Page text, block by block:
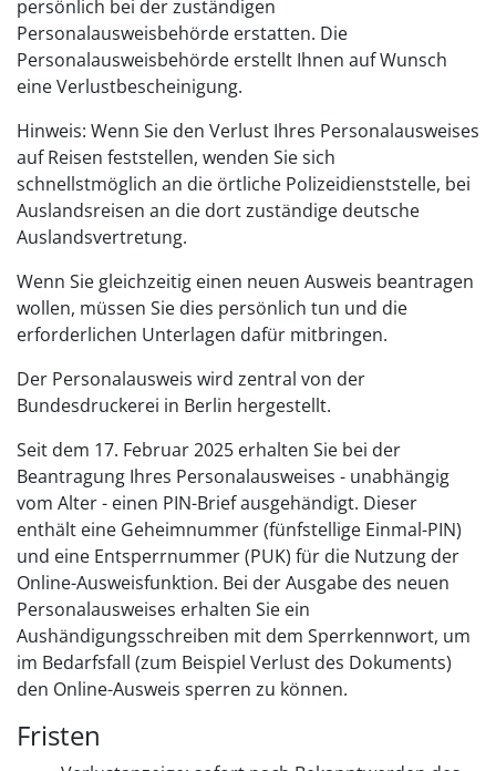
persönlich bei der zuständigen
Personalausweisbehörde erstatten. Die
Personalausweisbehörde erstellt Ihnen auf Wunsch
eine Verlustbescheinigung.
Hinweis: Wenn Sie den Verlust Ihres Personalausweises
auf Reisen feststellen, wenden Sie sich
schnellstmöglich an die örtliche Polizeidienststelle, bei
Auslandsreisen an die dort zuständige deutsche
Auslandsvertretung.
Wenn Sie gleichzeitig einen neuen Ausweis beantragen
wollen, müssen Sie dies persönlich tun und die
erforderlichen Unterlagen dafür mitbringen.
Der Personalausweis wird zentral von der
Bundesdruckerei in Berlin hergestellt.
Seit dem 17. Februar 2025 erhalten Sie bei der
Beantragung Ihres Personalausweises - unabhängig
vom Alter - einen PIN-Briefausgehändigt. Dieser
enthält eine Geheimnummer(fünfstellige Einmal-PIN)
und eine Entsperrnummer (PUK) für die Nutzung der
Online-Ausweisfunktion. Bei der Ausgabe des neuen
Personalausweises erhalten Sie ein
Aushändigungsschreiben mit dem Sperrkennwort, um
im Bedarfsfall (zum Beispiel Verlust des Dokuments)
den Online-Ausweis sperren zu können.
Fristen